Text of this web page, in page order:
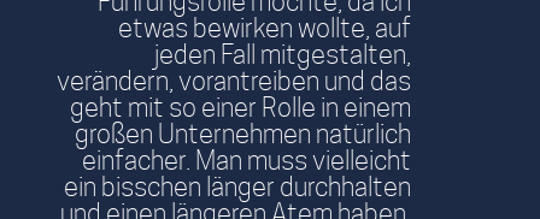
etwas bewirken wollte, auf
jeden Fall mitgestalten,
verändern, vorantreiben und das
geht mit so einer Rolle in einem
großen Unternehmen natürlich
einfacher. Man muss vielleicht
ein bisschen länger durchhalten